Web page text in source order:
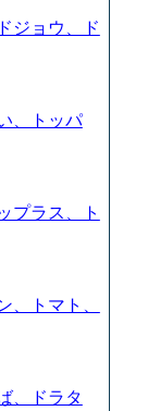
ジョウ、ド
、トッパ
プラス、ト
、トマト、
、ドラタ